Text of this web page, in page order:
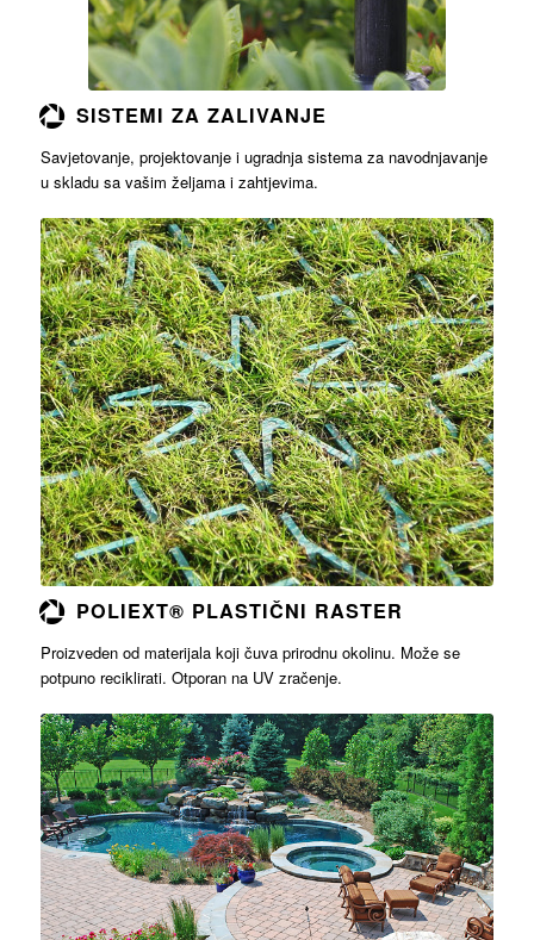
SISTEMI ZA ZALIVANJE
Savjetovanje, projektovanje i ugradnja sistema za navodnjavanje
u skladu sa vašim željama i zahtjevima.
Opširnije
POLIEXT® PLASTIČNI RASTER
Proizveden od materijala koji čuva prirodnu okolinu. Može se
potpuno reciklirati. Otporan na UV zračenje.
Opširnije